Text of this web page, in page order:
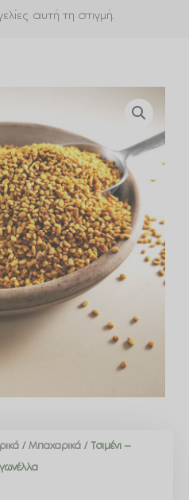
αυτή τη στιγμή.
/ Μπαχαρικά/ Τσιμένι –